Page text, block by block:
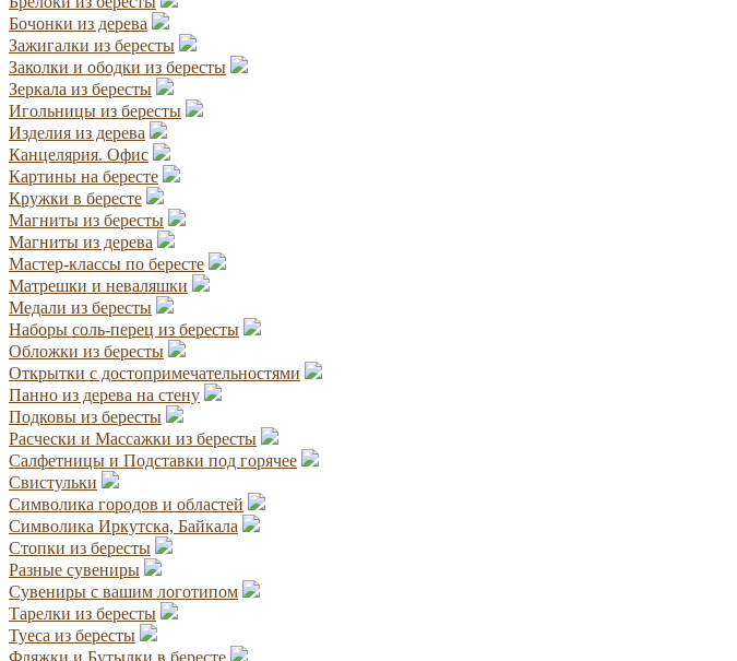
Бочонки из дерева
Зажигалки из бересты
Заколки и ободки из бересты
Зеркала из бересты
Игольницы из бересты
Изделия из дерева
Канцелярия. Офис
Картины на бересте
Кружки в бересте
Магниты из бересты
Магниты из дерева
Мастер-классы по бересте
Матрешки и неваляшки
Медали из бересты
Наборы соль-перец из бересты
Обложки из бересты
Открытки с достопримечательностями
Панно из дерева на стену
Подковы из бересты
Расчески и Массажки из бересты
Салфетницы и Подставки под горячее
Свистульки
Символика городов и областей
Символика Иркутска, Байкала
Стопки из бересты
Разные сувениры
Сувениры с вашим логотипом
Тарелки из бересты
Туеса из бересты
Фляжки и Бутылки в бересте